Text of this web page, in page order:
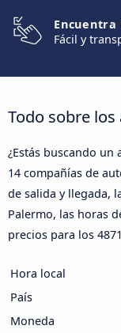
Fácil y
Todo sobre
¿Estás buscando un
14 compañías de
de salida y llegada,
Palermo, las horas
precios para los
Hora local
País
Moneda